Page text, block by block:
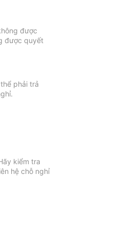
được
được quyết
phải trả
kiểm tra
hệ chỗ nghỉ